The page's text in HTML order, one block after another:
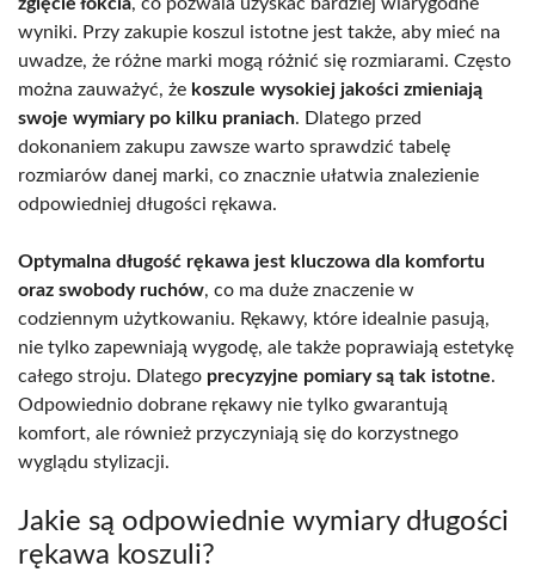
wyniki. Przy zakupie koszul istotne jest także, aby mieć na
uwadze, że różne marki mogą różnić się rozmiarami. Często
można zauważyć, że koszule wysokiej jakości zmieniają
swoje wymiary po kilku praniach. Dlatego przed
dokonaniem zakupu zawsze warto sprawdzić tabelę
rozmiarów danej marki, co znacznie ułatwia znalezienie
odpowiedniej długości rękawa.
Optymalna długość rękawa jest kluczowa dla komfortu
oraz swobody ruchów, co ma duże znaczenie w
codziennym użytkowaniu. Rękawy, które idealnie pasują,
nie tylko zapewniają wygodę, ale także poprawiają estetykę
całego stroju. Dlatego precyzyjne pomiary są tak istotne.
Odpowiednio dobrane rękawy nie tylko gwarantują
komfort, ale również przyczyniają się do korzystnego
wyglądu stylizacji.
Jakie są odpowiednie wymiary długości
rękawa koszuli?